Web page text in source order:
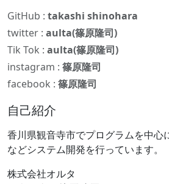
GitHub : takashi shinohara
twitter : aulta(篠原隆司)
Tik Tok : aulta(篠原隆司)
instagram : 篠原隆司
facebook : 篠原隆司
自己紹介
香川県観音寺市でプログラムを中心
などシステム開発を行っています。
株式会社オルタ